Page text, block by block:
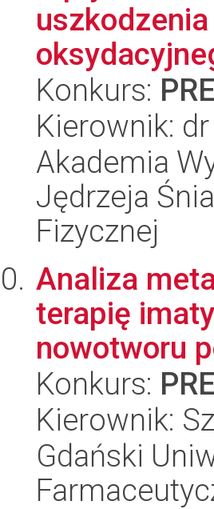
Konkurs:
Kierownik:
Akademia
Jędrzeja
Fizycznej
Analiza
terapię
nowotworu
Konkurs:
Kierownik:
Gdański